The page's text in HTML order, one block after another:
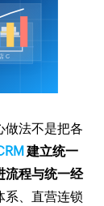
做法不是把各
建立统一
流程与统一经
系、直营连锁